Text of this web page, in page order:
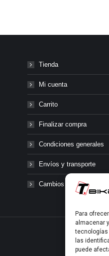
Para
almacenar
tecnologías
las
puede
Tienda
Mi cuenta
Carrito
Finalizar compra
Condiciones generales
Envíos y transporte
Cambios y devoluciones